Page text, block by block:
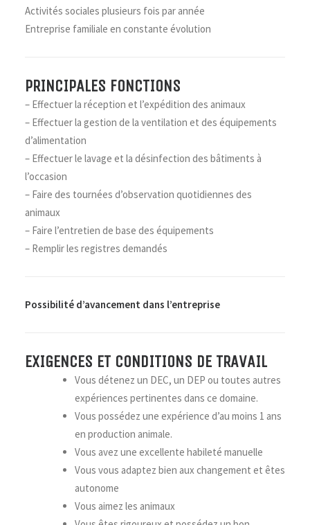
Activités sociales plusieurs fois par année
Entreprise familiale en constante évolution
PRINCIPALES FONCTIONS
– Effectuer la réception et l’expédition des animaux
– Effectuer la gestion de la ventilation et des équipements
d’alimentation
– Effectuer le lavage et la désinfection des bâtiments à
l’occasion
– Faire des tournées d’observation quotidiennes des
animaux
– Faire l’entretien de base des équipements
– Remplir les registres demandés
Possibilité d’avancement dans l’entreprise
EXIGENCES ET CONDITIONS DE TRAVAIL
Vous détenez un DEC, un DEP ou toutes autres
expériences pertinentes dans ce domaine.
Vous possédez une expérience d’au moins 1 ans
en production animale.
Vous avez une excellente habileté manuelle
Vous vous adaptez bien aux changement et êtes
autonome
Vous aimez les animaux